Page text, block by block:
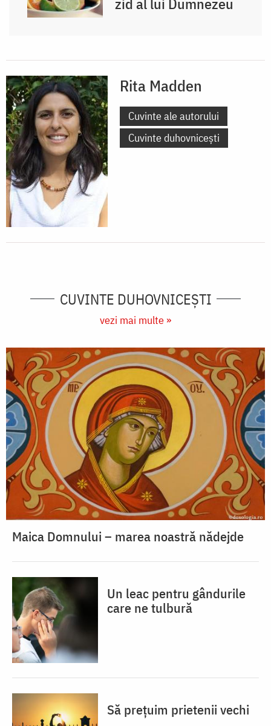
Rita Madden
Cuvinte ale autorului
Cuvinte duhovnicești
CUVINTE DUHOVNICEȘTI
vezi mai multe »
Maica Domnului – marea noastră nădejde
Un leac pentru gândurile
care ne tulbură
Să prețuim prietenii vechi